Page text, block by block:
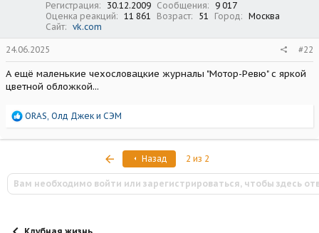
Регистрация 30.12.2009 Сообщения
9 017
Оценка реакций
11 861 Возраст 51 Город
Москва
Сайт
vk.com
24.06.2025 #22
А ещё маленькие чехословацкие журналы "Мотор-Ревю" с яркой
цветной обложкой...
Р
а
и
и
:
ORAS, Олд Джек и СЭМ
ПервыйНазад 2 из 2
Вам необходимо войти или зарегистрироваться, чтобы здесь